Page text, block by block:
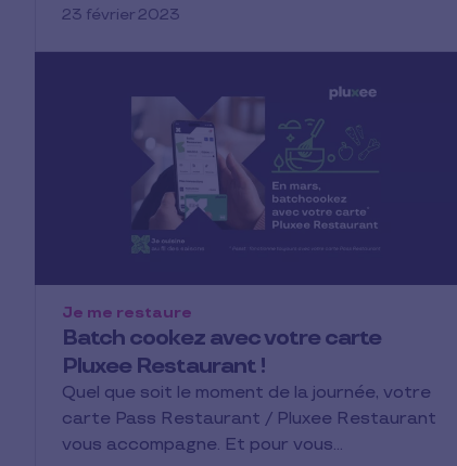
23 février 2023
Batch cookez avec votre carte
Pluxee Restaurant !
Je me restaure
Quel que soit le moment de la journée, votre
carte Pass Restaurant / Pluxee Restaurant
vous accompagne. Et pour vous…